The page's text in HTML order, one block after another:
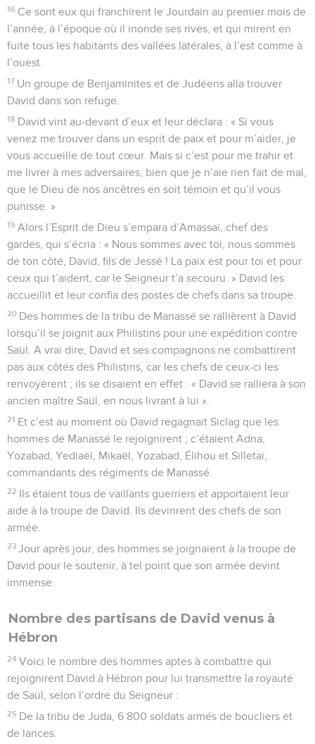
16 Ce sont eux qui franchirent le Jourdain au premier mois de
l’année, à l’époque où il inonde ses rives, et qui mirent en
fuite tous les habitants des vallées latérales, à l’est comme à
l’ouest.
17 Un groupe de Benjaminites et de Judéens alla trouver
David dans son refuge.
18 David vint au-devant d’eux et leur déclara : « Si vous
venez me trouver dans un esprit de paix et pour m’aider, je
vous accueille de tout cœur. Mais si c’est pour me trahir et
me livrer à mes adversaires, bien que je n’aie rien fait de mal,
que le Dieu de nos ancêtres en soit témoin et qu’il vous
punisse. »
19 Alors l’Esprit de Dieu s’empara d’Amassaï, chef des
gardes, qui s’écria : « Nous sommes avec toi, nous sommes
de ton côté, David, fils de Jessé ! La paix est pour toi et pour
ceux qui t’aident, car le Seigneur t’a secouru. » David les
accueillit et leur confia des postes de chefs dans sa troupe.
20 Des hommes de la tribu de Manassé se rallièrent à David
lorsqu’il se joignit aux Philistins pour une expédition contre
Saül. A vrai dire, David et ses compagnons ne combattirent
pas aux côtés des Philistins, car les chefs de ceux-ci les
renvoyèrent ; ils se disaient en effet : « David se ralliera à son
ancien maître Saül, en nous livrant à lui ».
21 Et c’est au moment où David regagnait Siclag que les
hommes de Manassé le rejoignirent ; c’étaient Adna,
Yozabad, Yediaël, Mikaël, Yozabad, Élihou et Silletaï,
commandants des régiments de Manassé.
22 Ils étaient tous de vaillants guerriers et apportaient leur
aide à la troupe de David. Ils devinrent des chefs de son
armée.
23 Jour après jour, des hommes se joignaient à la troupe de
David pour le soutenir, à tel point que son armée devint
immense.
Nombre des partisans de David venus à
Hébron
24 Voici le nombre des hommes aptes à combattre qui
rejoignirent David à Hébron pour lui transmettre la royauté
de Saül, selon l’ordre du Seigneur :
25 De la tribu de Juda, 6 800 soldats armés de boucliers et
de lances.